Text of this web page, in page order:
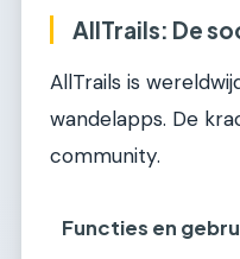
AllTrails: De
AllTrails is
wandelapps. De
community.
Functies en